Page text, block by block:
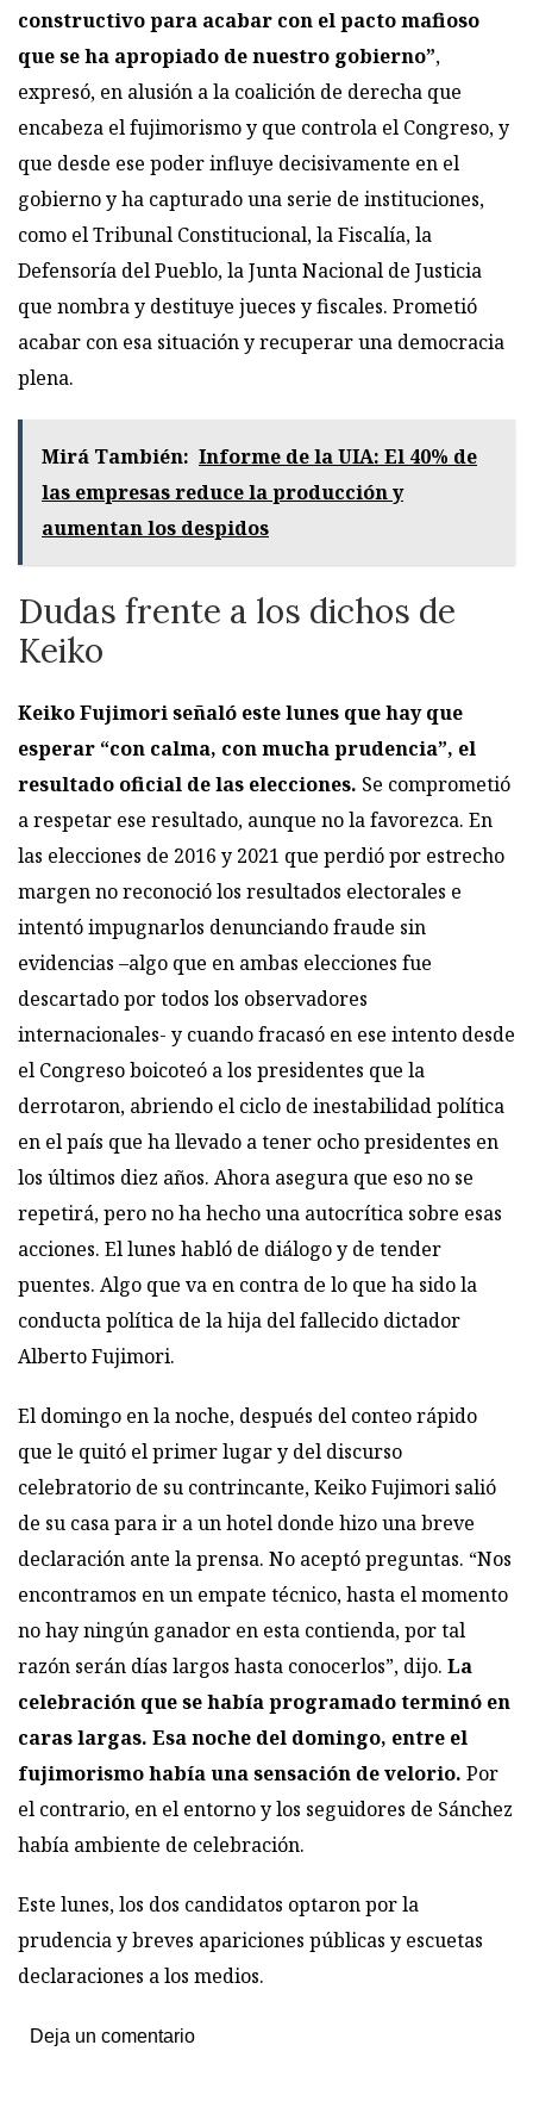
constructivo para acabar con el pacto mafioso
que se ha apropiado de nuestro gobierno”,
expresó, en alusión a la coalición de derecha que
encabeza el fujimorismo y que controla el Congreso, y
que desde ese poder influye decisivamente en el
gobierno y ha capturado una serie de instituciones,
como el Tribunal Constitucional, la Fiscalía, la
Defensoría del Pueblo, la Junta Nacional de Justicia
que nombra y destituye jueces y fiscales. Prometió
acabar con esa situación y recuperar una democracia
plena.
Mirá También: Informe de la UIA: El 40% de
las empresas reduce la producción y
aumentan los despidos
Dudas frente a los dichos de
Keiko
Keiko Fujimori señaló este lunes que hay que
esperar “con calma, con mucha prudencia”, el
resultado oficial de las elecciones. Se comprometió
a respetar ese resultado, aunque no la favorezca. En
las elecciones de 2016 y 2021 que perdió por estrecho
margen no reconoció los resultados electorales e
intentó impugnarlos denunciando fraude sin
evidencias –algo que en ambas elecciones fue
descartado por todos los observadores
internacionales- y cuando fracasó en ese intento desde
el Congreso boicoteó a los presidentes que la
derrotaron, abriendo el ciclo de inestabilidad política
en el país que ha llevado a tener ocho presidentes en
los últimos diez años. Ahora asegura que eso no se
repetirá, pero no ha hecho una autocrítica sobre esas
acciones. El lunes habló de diálogo y de tender
puentes. Algo que va en contra de lo que ha sido la
conducta política de la hija del fallecido dictador
Alberto Fujimori.
El domingo en la noche, después del conteo rápido
que le quitó el primer lugar y del discurso
celebratorio de su contrincante, Keiko Fujimori salió
de su casa para ir a un hotel donde hizo una breve
declaración ante la prensa. No aceptó preguntas. “Nos
encontramos en un empate técnico, hasta el momento
no hay ningún ganador en esta contienda, por tal
razón serán días largos hasta conocerlos”, dijo. La
celebración que se había programado terminó en
caras largas. Esa noche del domingo, entre el
fujimorismo había una sensación de velorio. Por
el contrario, en el entorno y los seguidores de Sánchez
había ambiente de celebración.
Este lunes, los dos candidatos optaron por la
prudencia y breves apariciones públicas y escuetas
declaraciones a los medios.
Deja un comentario